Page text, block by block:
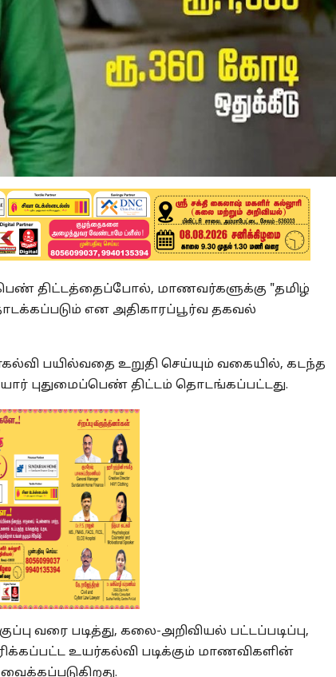
பெண் திட்டத்தைப்போல், மாணவர்களுக்கு "தமிழ்
என அதிகாரப்பூர்வ தகவல்
பயில்வதை உறுதி செய்யும் வகையில், கடந்த
புதுமைப்பெண் திட்டம் தொடங்கப்பட்டது.
வரை படித்து, கலை-அறிவியல் பட்டப்படிப்பு,
உயர்கல்வி படிக்கும் மாணவிகளின்